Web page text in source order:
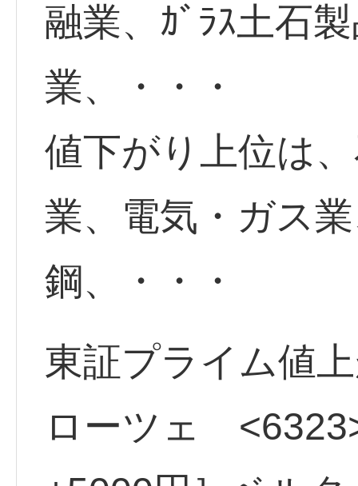
融業、ｶﾞﾗｽ土石
業、・・・
値下がり上位は
業、電気・ガス
鋼、・・・
東証プライム値
ローツェ